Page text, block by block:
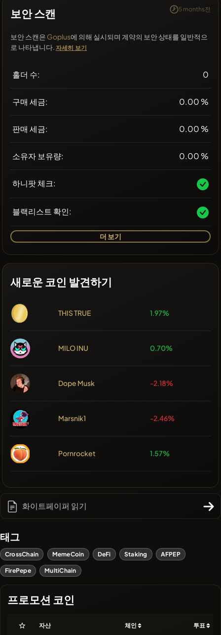
보안 스캔 5 months전
보안 스캔은 Goplus에 의해 실시되며 계약의 보안 상태를 일반적으
로 나타냅니다. 자세히 보기
홀더 수: 0
구매 세금: 0.00 %
판매 세금: 0.00 %
소유자 보유량: 0.00 %
하니팟 체크:
블랙리스트 확인:
더 보기
새로운 코인 발견하기
THIS TRUE 1.97%
MILO INU 0.70%
Dope Musk -2.18%
Marsnik1 -2.46%
Pornrocket 1.57%
화이트페이퍼 읽기
태그
CrossChain MemeCoin DeFi Staking AFPEP
FirePepe MultiChain
프로모션 코인
자산 체인 투표